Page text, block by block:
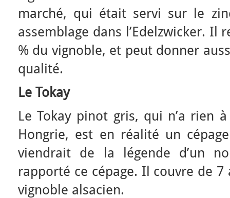
marché, qui était servi sur le
assemblage dans l’Edelzwicker. Il
% du vignoble, et peut donner
qualité.
Le Tokay
Le Tokay pinot gris, qui n’a rien
Hongrie, est en réalité un
viendrait de la légende d’un
rapporté ce cépage. Il couvre de
vignoble alsacien.